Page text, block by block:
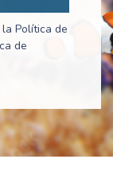
Política de
de